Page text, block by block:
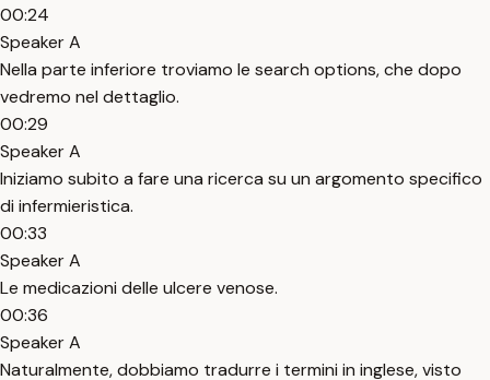
00:24
Speaker A
Nella parte inferiore troviamo le search options, che dopo
vedremo nel dettaglio.
00:29
Speaker A
Iniziamo subito a fare una ricerca su un argomento specifico
di infermieristica.
00:33
Speaker A
Le medicazioni delle ulcere venose.
00:36
Speaker A
Naturalmente, dobbiamo tradurre i termini in inglese, visto